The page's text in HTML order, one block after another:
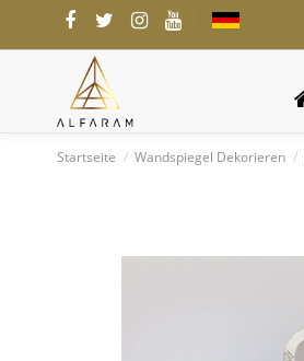
Startseite Wandspiegel Dekorieren